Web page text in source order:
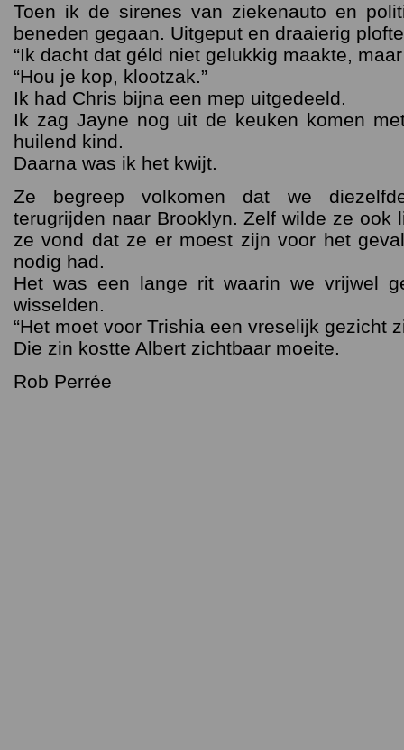
Toen ik de sirenes van ziekenauto en
beneden gegaan. Uitgeput en draaierig
“Ik dacht dat géld niet gelukkig maakte,
“Hou je kop, klootzak.”
Ik had Chris bijna een mep uitgedeeld.
Ik zag Jayne nog uit de keuken komen
huilend kind.
Daarna was ik het kwijt.
Ze begreep volkomen dat we
terugrijden naar Brooklyn. Zelf wilde ze ook
ze vond dat ze er moest zijn voor het
nodig had.
Het was een lange rit waarin we vrijwel
wisselden.
“Het moet voor Trishia een vreselijk gezicht
Die zin kostte Albert zichtbaar moeite.
Rob Perrée